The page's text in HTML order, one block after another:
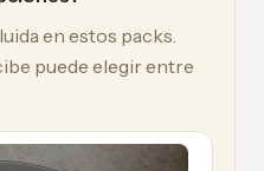
en estos packs.
puede elegir entre